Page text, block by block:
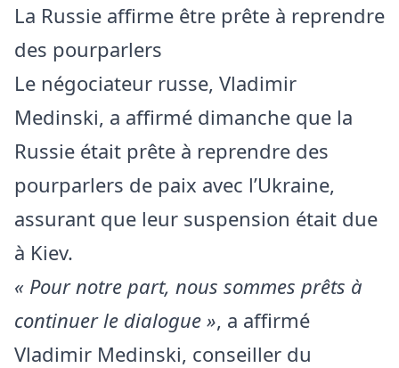
La Russie affirme être prête à reprendre
des pourparlers
Le négociateur russe, Vladimir
Medinski, a affirmé dimanche que la
Russie était prête à reprendre des
pourparlers de paix avec l’Ukraine,
assurant que leur suspension était due
à Kiev.
« Pour notre part, nous sommes prêts à
continuer le dialogue », a affirmé
Vladimir Medinski, conseiller du